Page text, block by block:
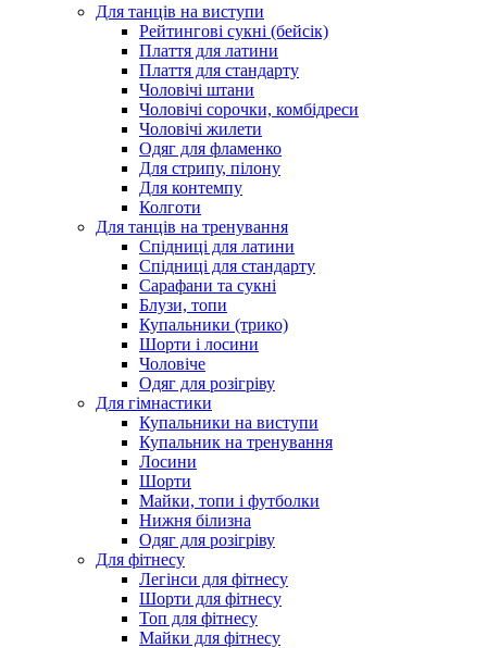
Для танців на виступи
Рейтингові сукні (бейсік)
Плаття для латини
Плаття для стандарту
Чоловічі штани
Чоловічі сорочки, комбідреси
Чоловічі жилети
Одяг для фламенко
Для стрипу, пілону
Для контемпу
Колготи
Для танців на тренування
Спідниці для латини
Спідниці для стандарту
Сарафани та сукні
Блузи, топи
Купальники (трико)
Шорти і лосини
Чоловіче
Одяг для розігріву
Для гімнастики
Купальники на виступи
Купальник на тренування
Лосини
Шорти
Майки, топи і футболки
Нижня білизна
Одяг для розігріву
Для фітнесу
Легінси для фітнесу
Шорти для фітнесу
Топ для фітнесу
Майки для фітнесу